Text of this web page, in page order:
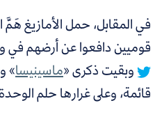
في المقابل،حمل الأمازيغ هَمَّ
قوميين دافعوا عن أرضهم في
وبقيت ذكرى «ماسينيسا»
قائمة، وعلى غرارها حلم الوحدة